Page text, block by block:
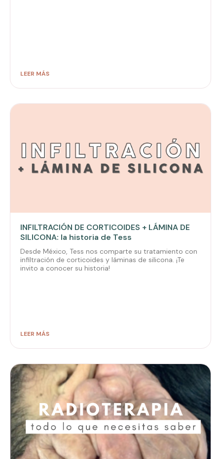
LEER MÁS
INFILTRACIÓN DE CORTICOIDES + LÁMINA DE
SILICONA: la historia de Tess
Desde México, Tess nos comparte su tratamiento con
infiltración de corticoides y láminas de silicona. ¡Te
invito a conocer su historia!
LEER MÁS